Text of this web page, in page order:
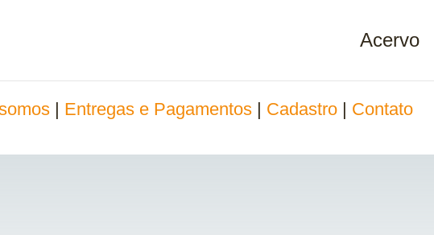
Acervo
Entregas e Pagamentos Cadastro Contato